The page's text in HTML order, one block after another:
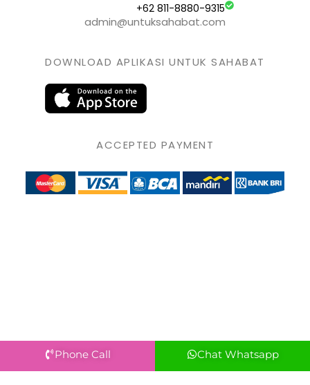
+62 811-8880-9315
admin@untuksahabat.com
DOWNLOAD APLIKASI UNTUK SAHABAT
ACCEPTED PAYMENT
Phone Call Chat Whatsapp